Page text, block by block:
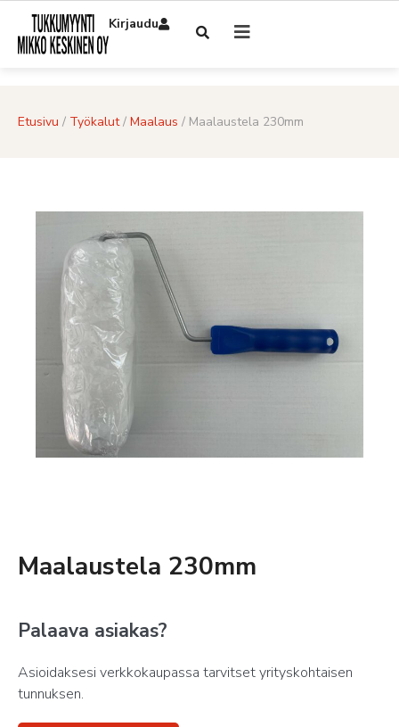
Kirjaudu
Etusivu / Työkalut/ Maalaus / Maalaustela 230mm
Maalaustela 230mm
Palaava asiakas?
Asioidaksesi verkkokaupassa tarvitset yrityskohtaisen
tunnuksen.